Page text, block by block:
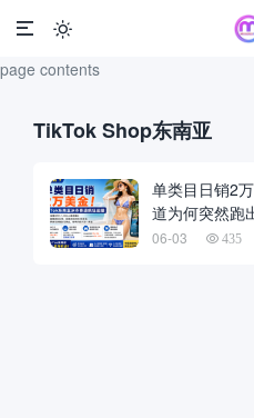
page contents

TikTok Shop东南亚
单类目日销2
道为何突然跑
06-03 435